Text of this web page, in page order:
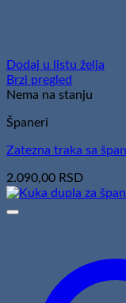
Dodaj u listu želja
Brzi pregled
Nema na stanju
Španeri
Zatezna traka sa
2.090,00 RSD